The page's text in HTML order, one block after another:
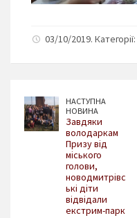
03/10/2019. Категорії:
НАСТУПНА
НОВИНА
Завдяки
володаркам
Призу від
міського
голови,
новодмитрівс
ькі діти
відвідали
екстрим-парк